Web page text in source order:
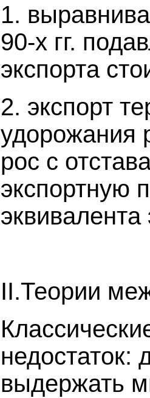
1.
90-х гг.
экспорта
2. экспорт
удорожания
рос с
экспортную
II.Теории
недостаток:
выдержать